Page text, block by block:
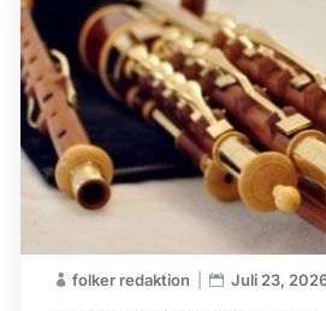
folker redaktion Juli 23,